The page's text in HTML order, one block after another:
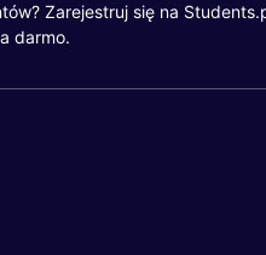
Zarejestruj się na
darmo.